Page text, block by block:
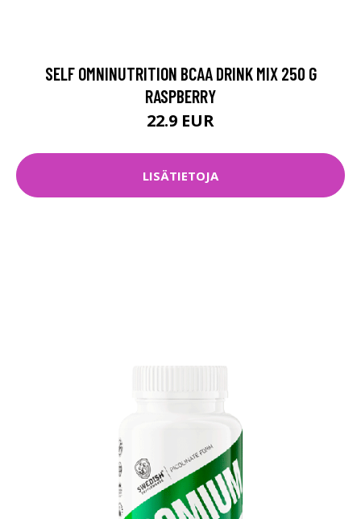
SELF OMNINUTRITION BCAA DRINK MIX 250 G
RASPBERRY
22.9 EUR
LISÄTIETOJA